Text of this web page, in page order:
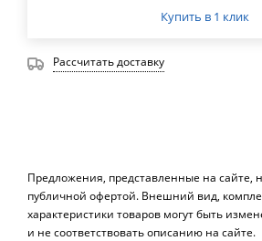
Купить в 1 клик
Рассчитать доставку
Предложения, представленные на сайте,
публичной офертой. Внешний вид,
характеристики товаров могут быть
и не соответствовать описанию на сайте.